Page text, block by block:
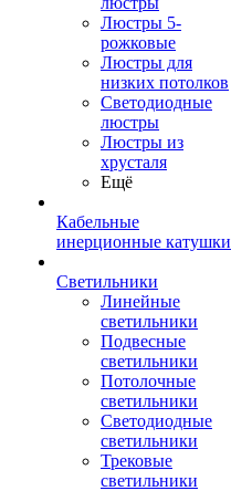
Люстры 5-
рожковые
Люстры для
низких потолков
Cветодиодные
люстры
Люстры из
хрусталя
Ещё
Кабельные
инерционные катушки
Светильники
Линейные
светильники
Подвесные
светильники
Потолочные
светильники
Светодиодные
светильники
Трековые
светильники